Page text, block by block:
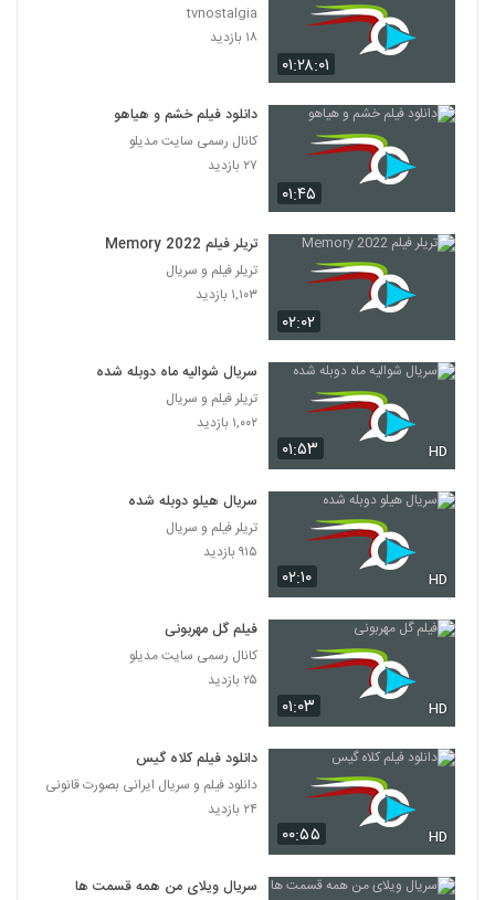
۰۱:۲۸:۰۱
tvnostalgia
۱۸ بازدید
۰۱:۴۵
دانلود فیلم خشم و هیاهو
کانال رسمی سایت مدیلو
۲۷ بازدید
۰۲:۰۲
تریلر فیلم Memory 2022
تریلر فیلم و سریال
۱,۱۰۳ بازدید
۰۱:۵۳ HD
سریال شوالیه ماه دوبله شده
تریلر فیلم و سریال
۱,۰۰۲ بازدید
۰۲:۱۰ HD
سریال هیلو دوبله شده
تریلر فیلم و سریال
۹۱۵ بازدید
۰۱:۰۳ HD
فیلم گل مهربونی
کانال رسمی سایت مدیلو
۲۵ بازدید
۰۰:۵۵ HD
دانلود فیلم کلاه گیس
دانلود فیلم و سریال ایرانی بصورت قانونی
۲۴ بازدید
سریال ویلای من همه قسمت ها